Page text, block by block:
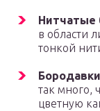
Нитчатые
в области
тонкой
так много,
цветную